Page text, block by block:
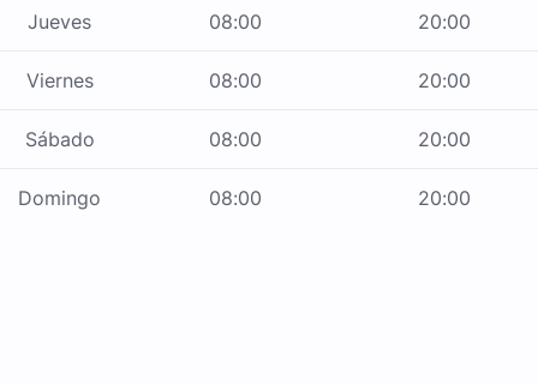
Jueves 08:00 20:00
Viernes 08:00 20:00
Sábado 08:00 20:00
Domingo 08:00 20:00